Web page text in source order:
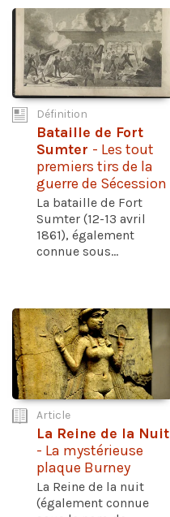
Définition
Bataille de Fort
Sumter - Les tout
premiers tirs de la
guerre de Sécession
La bataille de Fort
Sumter (12-13 avril
1861), également
connue sous...
Article
La Reine de la Nuit
- La mystérieuse
plaque Burney
La Reine de la nuit
(également connue